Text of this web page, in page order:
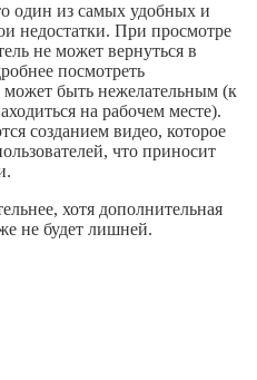
один из самых удобных и
недостатки. При просмотре
не может вернуться в
посмотреть
быть нежелательным (к
на рабочем месте).
созданием видео, которое
что приносит
хотя дополнительная
не будет лишней.